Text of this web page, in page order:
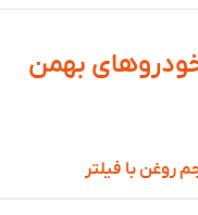
بهمن
روغن با فیلتر